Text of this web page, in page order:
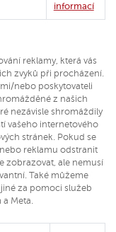
informací
reklamy, která vás
zvyků při procházení.
nebo poskytovateli
z našich
nezávisle shromáždily
vašeho internetového
stránek. Pokud se
reklamu odstranit
zobrazovat, ale nemusí
Také můžeme
za pomoci služeb
Meta.